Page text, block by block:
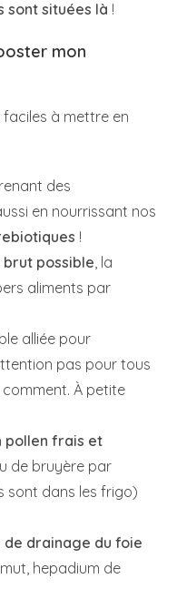
sont situées là !
mon
faciles à mettre en
des
en nourrissant nos
!
brut possible, la
aliments par
alliée pour
pas pour tous
À petite
pollen frais et
de bruyère par
sont dans les frigo)
drainage du foie
hepadium de